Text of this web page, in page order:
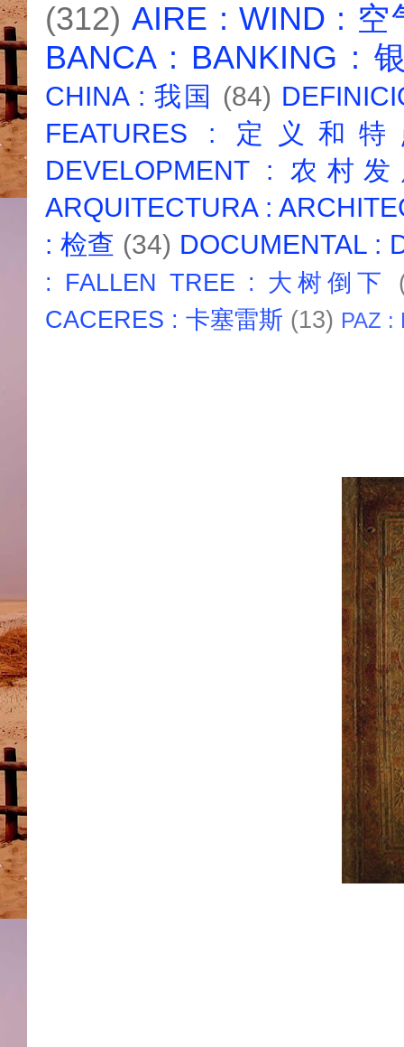
(312) AIRE : WIND : 空
BANCA : BANKING :
CHINA : 我国 (84)
FEATURES : 定义和
DEVELOPMENT : 农村
ARQUITECTURA :
: 检查 (34) DOCUMENTAL :
: FALLEN TREE : 大树倒下
CACERES : 卡塞雷斯 (13) PAZ :